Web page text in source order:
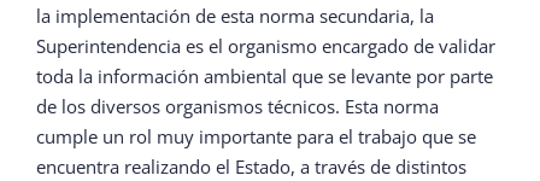
la implementación de esta norma secundaria, la
Superintendencia es el organismo encargado de validar
toda la información ambiental que se levante por parte
de los diversos organismos técnicos. Esta norma
cumple un rol muy importante para el trabajo que se
encuentra realizando el Estado, a través de distintos